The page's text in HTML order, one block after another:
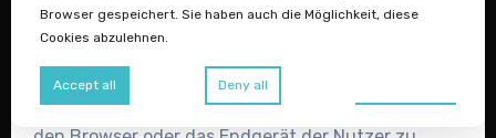
unsere Online-Dienste zur Verfügung stellen zu
können. Zu diesem Zweck verarbeiten wir die IP-
Adresse des Nutzers, die notwendig ist, um die
Inhalte und Funktionen unserer Online-Dienste an
Browser gespeichert. Sie haben auch die Möglichkeit, diese
Cookies abzulehnen.
Accept all Deny all